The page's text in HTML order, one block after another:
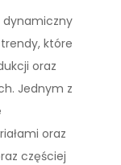
dynamiczny
które
oraz
Jednym z
oraz
częściej